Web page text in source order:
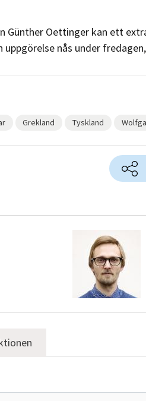
Günther Oettinger kan ett
nås under fredagen,
Grekland Tyskland